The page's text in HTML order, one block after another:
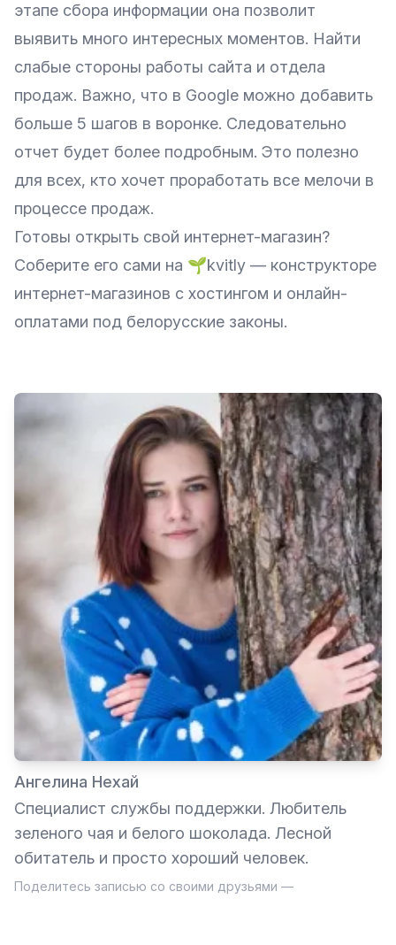
этапе сбора информации она позволит
выявить много интересных моментов. Найти
слабые стороны работы сайта и отдела
продаж. Важно, что в Google можно добавить
больше 5 шагов в воронке. Следовательно
отчет будет более подробным. Это полезно
для всех, кто хочет проработать все мелочи в
процессе продаж.
Готовы открыть свой интернет-магазин?
Соберите его сами на 🌱kvitly — конструкторе
интернет-магазинов с хостингом и онлайн-
оплатами под белорусские законы.
Ангелина Нехай
Специалист службы поддержки. Любитель
зеленого чая и белого шоколада. Лесной
обитатель и просто хороший человек.
Поделитесь записью со своими друзьями —